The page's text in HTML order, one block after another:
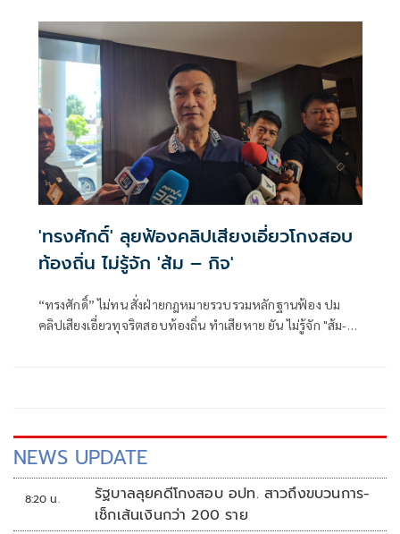
สภาฯ’ ไม่เป็นกลาง-อยู่ฝ่ายรัฐบาล
'ทรงศักดิ์' ลุยฟ้องคลิปเสียงเอี่ยวโกงสอบ
ท้องถิ่น ไม่รู้จัก 'ส้ม – กิจ'
“ทรงศักดิ์” ไม่ทน สั่งฝ่ายกฎหมายรวบรวมหลักฐานฟ้อง ปม
คลิปเสียงเอี่ยวทุจริตสอบท้องถิ่น ทำเสียหาย ยัน ไม่รู้จัก "ส้ม-
NEWS UPDATE
8:20 น.
รัฐบาลลุยคดีโกงสอบ อปท. สาวถึงขบวนการ-
เช็กเส้นเงินกว่า 200 ราย